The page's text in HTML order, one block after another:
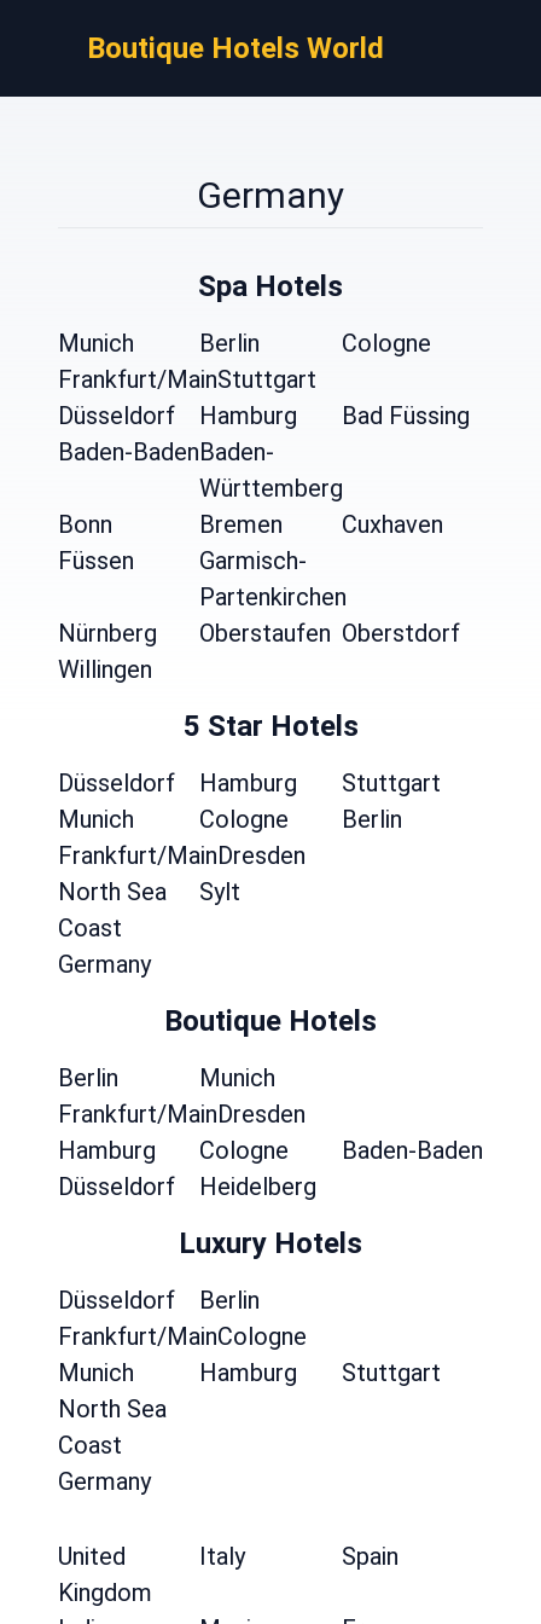
Boutique Hotels World
Germany
Spa Hotels
Munich Berlin
Cologne
Frankfurt/MainStuttgart
Düsseldorf
Hamburg
Bad Füssing
Baden-BadenBaden-
Württemberg
Bonn
Bremen
Cuxhaven
Füssen
Garmisch-
Partenkirchen
Nürnberg
Oberstaufen Oberstdorf
Willingen
5 Star Hotels
Düsseldorf Hamburg
Stuttgart
Munich
Cologne
Berlin
Frankfurt/MainDresden
North Sea
Coast
Germany
Sylt
Boutique Hotels
Berlin
Munich
Frankfurt/MainDresden
Hamburg
Cologne
Baden-Baden
Düsseldorf
Heidelberg
Luxury Hotels
Düsseldorf
Berlin
Frankfurt/MainCologne
Munich
Hamburg
Stuttgart
North Sea
Coast
Germany
United
Kingdom
Italy Spain